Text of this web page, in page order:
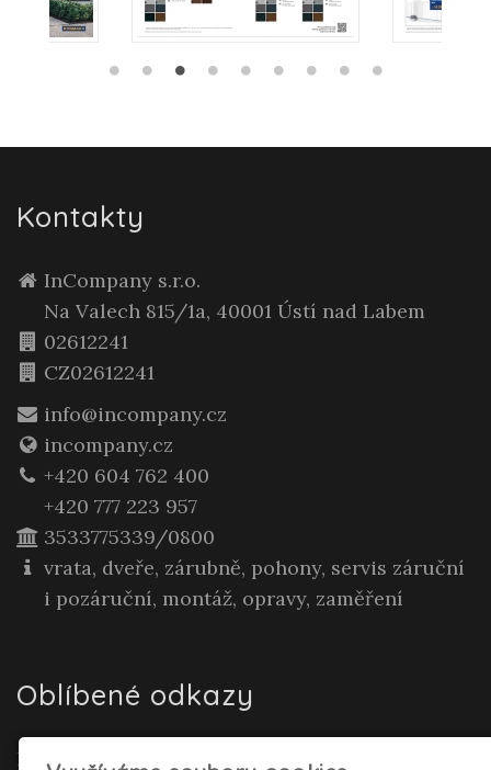
Kontakty
InCompany s.r.o.
Na Valech 815/1a, 40001 Ústí nad Labem
02612241
CZ02612241
info@incompany.cz
incompany.cz
+420 604 762 400
+420 777 223 957
3533775339/0800
vrata, dveře, zárubně, pohony, servis záruční
i pozáruční, montáž, opravy, zaměření
Oblíbené odkazy
Realitní makléř Gepard Renata Polívková